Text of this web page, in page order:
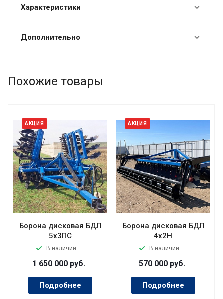
Характеристики
Дополнительно
Похожие товары
АКЦИЯ
Борона дисковая БДЛ
5х3ПС
В наличии
1 650 000 руб.
Подробнее
АКЦИЯ
Борона дисковая БДЛ
4x2Н
В наличии
570 000 руб.
Подробнее